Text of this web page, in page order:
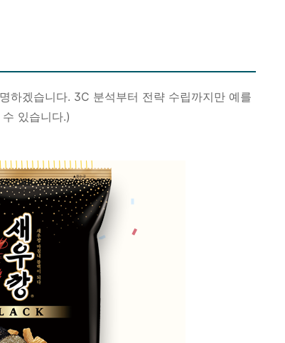
하겠습니다. 3C 분석부터 전략 수립까지만 예를
있습니다.)